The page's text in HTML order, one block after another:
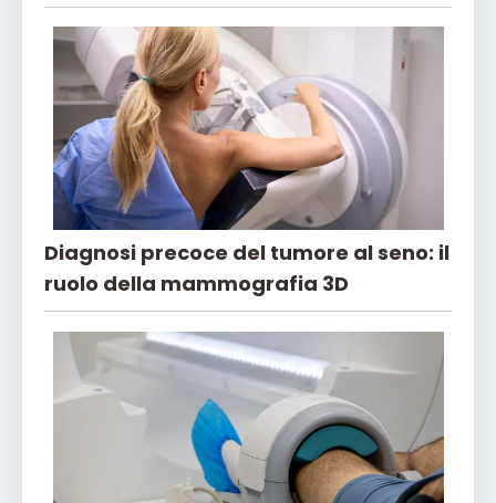
Diagnosi precoce del tumore al seno: il
ruolo della mammografia 3D